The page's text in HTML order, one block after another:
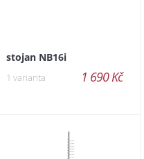
stojan NB16i
1 varianta 1 690 Kč